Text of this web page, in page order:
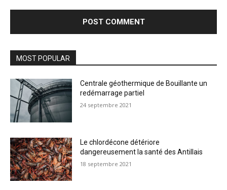
MOST POPULAR
Centrale géothermique de Bouillante un
redémarrage partiel
24 septembre 2021
Le chlordécone détériore
dangereusement la santé des Antillais
18 septembre 2021